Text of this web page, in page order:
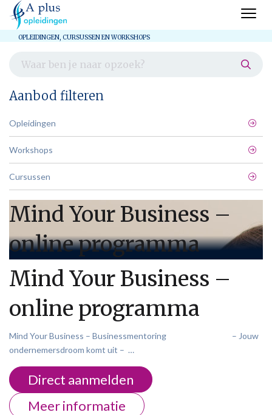
OPLEIDINGEN, CURSUSSEN EN WORKSHOPS
Aanbod filteren
Opleidingen
Workshops
Cursussen
Mind Your Business –
online programma
Mind Your Business –
online programma
Mind Your Business – Businessmentoring – Jouw
ondernemersdroom komt uit – …
Direct aanmelden
Meer informatie